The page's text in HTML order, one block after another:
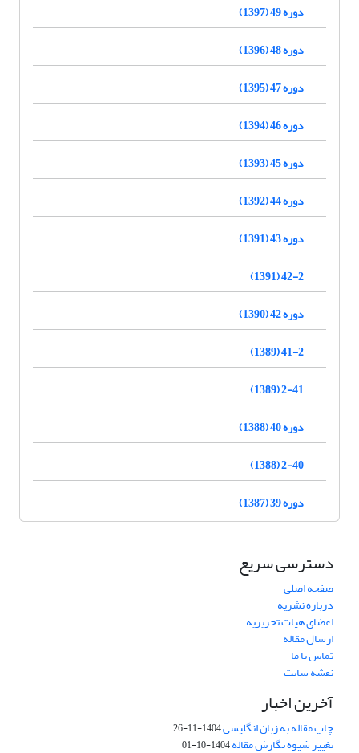
دوره 49 (1397)
دوره 48 (1396)
دوره 47 (1395)
دوره 46 (1394)
دوره 45 (1393)
دوره 44 (1392)
دوره 43 (1391)
42-2 (1391)
دوره 42 (1390)
41-2 (1389)
2-41 (1389)
دوره 40 (1388)
2-40 (1388)
دوره 39 (1387)
دسترسی سریع
صفحه اصلی
درباره نشریه
اعضای هیات تحریریه
ارسال مقاله
تماس با ما
نقشه سایت
آخرین اخبار
چاپ مقاله به زبان انگلیسی1404-11-26
تغییر شیوه نگارش مقاله1404-10-01